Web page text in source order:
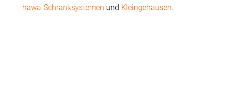
häwa-Schranksystemen und Kleingehäusen.